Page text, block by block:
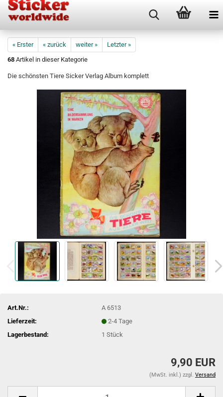
« Erster « zurück weiter »
Letzter »
68 Artikel in dieser Kategorie
Die schönsten Tiere Sicker Verlag Album komplett
Art.Nr.:
A 6513
Lieferzeit:
2-4 Tage
Lagerbestand:
1Stück
9,90 EUR
(MwSt. inkl.) zzgl. Versand